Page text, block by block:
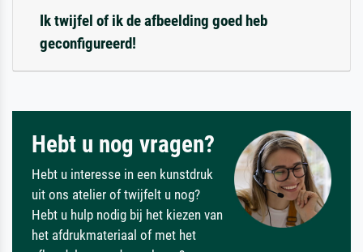
Ik twijfel of ik de afbeelding goed heb
geconfigureerd!
Hebt u nog vragen?
Hebt u interesse in een kunstdruk
uit ons atelier of twijfelt u nog?
Hebt u hulp nodig bij het kiezen van
het afdrukmateriaal of met het